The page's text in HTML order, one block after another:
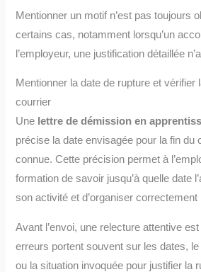
Mentionner un motif n’est pas toujours
certains cas, notamment lorsqu’un
l’employeur, une justification détaillée
Mentionner la date de rupture et vérifier
courrier
Une lettre de démission en
précise la date envisagée pour la fin du
connue. Cette précision permet à
formation de savoir jusqu’à quelle date
son activité et d’organiser correctement
Avant l’envoi, une relecture attentive
erreurs portent souvent sur les dates, le
ou la situation invoquée pour justifier la